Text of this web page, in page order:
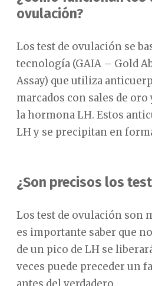
ovulación?
Los test de ovulación se
tecnología (GAIA – Gold
Assay) que utiliza
marcados con sales de
la hormona LH. Estos
LH y se precipitan en
¿Son precisos los
Los test de ovulación son
es importante saber que
de un pico de LH se
veces puede preceder un